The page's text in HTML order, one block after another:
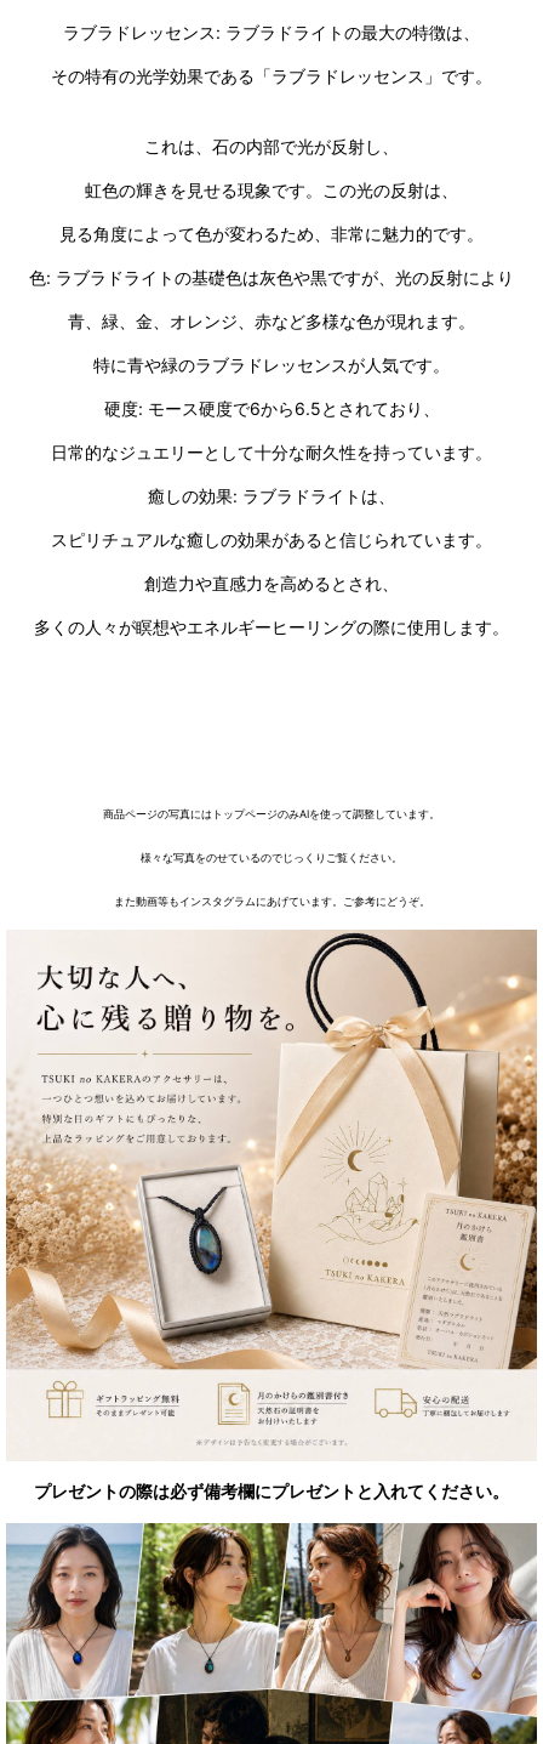
ラブラドレッセンス: ラブラドライトの最大の特徴は、
その特有の光学効果である「ラブラドレッセンス」です。
これは、石の内部で光が反射し、
虹色の輝きを見せる現象です。この光の反射は、
見る角度によって色が変わるため、非常に魅力的です。
色: ラブラドライトの基礎色は灰色や黒ですが、光の反射により
青、緑、金、オレンジ、赤など多様な色が現れます。
特に青や緑のラブラドレッセンスが人気です。
硬度: モース硬度で6から6.5とされており、
日常的なジュエリーとして十分な耐久性を持っています。
癒しの効果: ラブラドライトは、
スピリチュアルな癒しの効果があると信じられています。
創造力や直感力を高めるとされ、
多くの人々が瞑想やエネルギーヒーリングの際に使用します。
商品ページの写真にはトップページのみAIを使って調整しています。
様々な写真をのせているのでじっくりご覧ください。
また動画等もインスタグラムにあげています。ご参考にどうぞ。
プレゼントの際は必ず備考欄にプレゼントと入れてください。